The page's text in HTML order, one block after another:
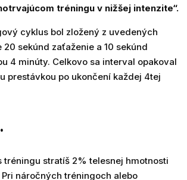
tréningu v nižšej intenzite“.
cyklus bol zložený z uvedených
sekúnd zaťaženie a 10 sekúnd
4 minúty. Celkovo sa interval opakoval
prestávkou po ukončení každej 4tej
tréningu stratíš 2% telesnej hmotnosti
náročných tréningoch alebo